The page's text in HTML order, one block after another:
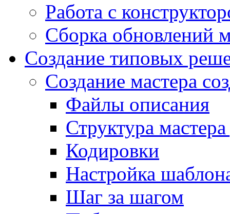
Работа с
Сборка обновлений
Создание типовых
Создание мастера
Файлы описания
Структура
Кодировки
Настройка
Шаг за шагом